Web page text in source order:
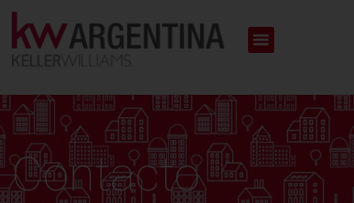
Contacto